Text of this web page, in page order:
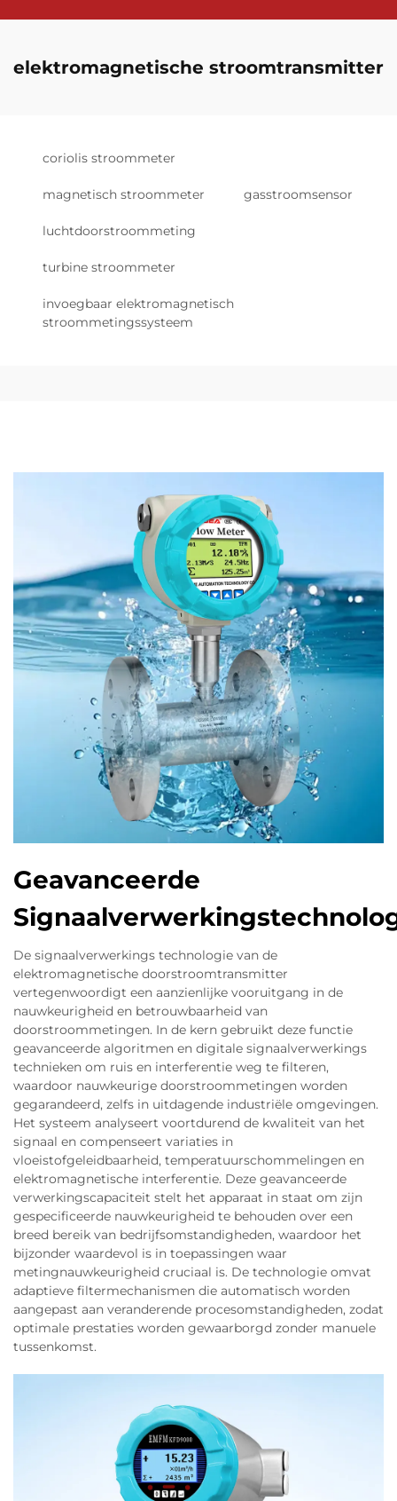
elektromagnetische stroomtransmitter
coriolis stroommeter
magnetisch stroommeter gasstroomsensor
luchtdoorstroommeting
turbine stroommeter
invoegbaar elektromagnetisch
stroommetingssysteem
Geavanceerde
De signaalverwerkings technologie van de
elektromagnetische doorstroomtransmitter
vertegenwoordigt een aanzienlijke vooruitgang in de
nauwkeurigheid en betrouwbaarheid van
doorstroommetingen. In de kern gebruikt deze functie
geavanceerde algoritmen en digitale signaalverwerkings
technieken om ruis en interferentie weg te filteren,
waardoor nauwkeurige doorstroommetingen worden
gegarandeerd, zelfs in uitdagende industriële omgevingen.
Het systeem analyseert voortdurend de kwaliteit van het
signaal en compenseert variaties in
vloeistofgeleidbaarheid, temperatuurschommelingen en
elektromagnetische interferentie. Deze geavanceerde
verwerkingscapaciteit stelt het apparaat in staat om zijn
gespecificeerde nauwkeurigheid te behouden over een
breed bereik van bedrijfsomstandigheden, waardoor het
bijzonder waardevol is in toepassingen waar
metingnauwkeurigheid cruciaal is. De technologie omvat
adaptieve filtermechanismen die automatisch worden
aangepast aan veranderende procesomstandigheden, zodat
optimale prestaties worden gewaarborgd zonder manuele
tussenkomst.